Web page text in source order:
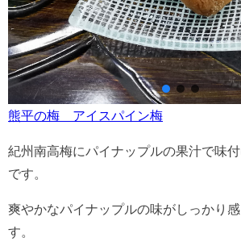
熊平の梅 アイスパイン梅
紀州南高梅にパイナップルの果汁で味
です。
爽やかなパイナップルの味がしっかり
す。